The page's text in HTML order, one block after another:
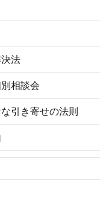
法
相談会
引き寄せの法則